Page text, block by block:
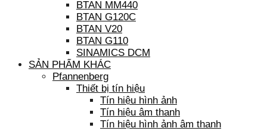
BTAN MM440
BTAN G120C
BTAN V20
BTAN G110
SINAMICS DCM
SẢN PHẨM KHÁC
Pfannenberg
Thiết bị tín hiệu
Tín hiệu hình ảnh
Tín hiệu âm thanh
Tín hiệu hình ảnh âm thanh